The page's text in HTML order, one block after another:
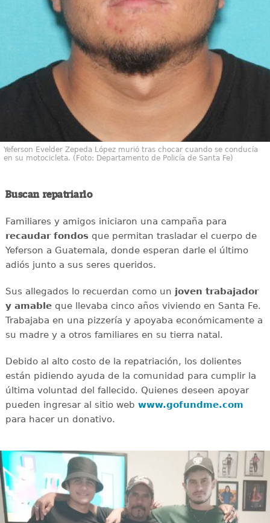
Yeferson Evelder Zepeda López murió tras chocar cuando se conducía
en su motocicleta. (Foto: Departamento de Policía de Santa Fe)
Buscan repatriarlo
Familiares y amigos iniciaron una campaña para
recaudar fondosque permitan trasladar el cuerpo de
Yeferson a Guatemala, donde esperan darle el último
adiós junto a sus seres queridos.
Sus allegados lo recuerdan como un joven trabajador
y amableque llevaba cinco años viviendo en Santa Fe.
Trabajaba en una pizzería y apoyaba económicamente a
su madre y a otros familiares en su tierra natal.
Debido al alto costo de la repatriación, los dolientes
están pidiendo ayuda de la comunidad para cumplir la
última voluntad del fallecido. Quienes deseen apoyar
pueden ingresar al sitio web www.gofundme.com
para hacer un donativo.